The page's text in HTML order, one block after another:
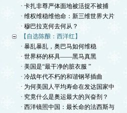
· 卡扎非尊严体面地被活捉不被捕
· 维权维稳维他命：新三维世界大片
· 穆巴拉克何去何从？
【自选陈酿：西洋红】
· 暴乱暴乱，奥巴马如何维稳
· 世界杯的杯具——黑马真黑
· 美国是“最干净的脏衣服 ”
· 冷战年代不朽的和谐钢琴插曲
· 为何美国人平均寿命在发达国家中
· 究竟什么是奥运最大的兴奋剂？
· 西洋镜照中国：最长命的法西斯与